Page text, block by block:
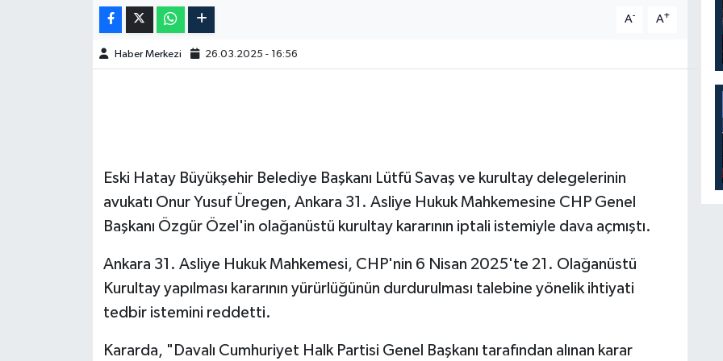
A- A+
Haber Merkezi 26.03.2025 - 16:56
Eski Hatay Büyükşehir Belediye Başkanı Lütfü Savaş ve kurultay delegelerinin
avukatı Onur Yusuf Üregen, Ankara 31. Asliye Hukuk Mahkemesine CHP Genel
Başkanı Özgür Özel'in olağanüstü kurultay kararının iptali istemiyle dava açmıştı.
Ankara 31. Asliye Hukuk Mahkemesi, CHP'nin 6 Nisan 2025'te 21. Olağanüstü
Kurultay yapılması kararının yürürlüğünün durdurulması talebine yönelik ihtiyati
tedbir istemini reddetti.
Kararda, "Davalı Cumhuriyet Halk Partisi Genel Başkanı tarafından alınan karar